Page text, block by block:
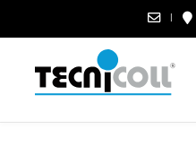
|